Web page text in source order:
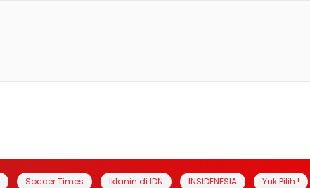
Soccer Times Iklanin di IDN INSIDENESIA Yuk Pilih !